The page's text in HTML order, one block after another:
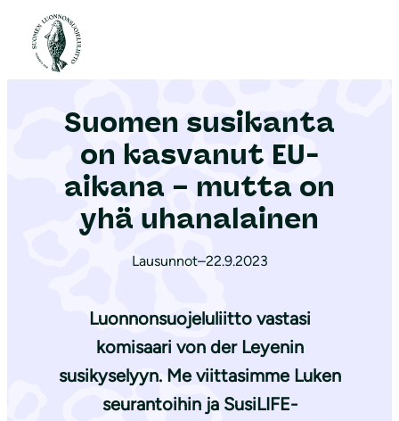
Etusivu
Suomen susikanta
on kasvanut EU-
aikana – mutta on
yhä uhanalainen
Lausunnot–22.9.2023
Luonnonsuojeluliitto vastasi
komisaari von der Leyenin
susikyselyyn. Me viittasimme Luken
seurantoihin ja SusiLIFE-